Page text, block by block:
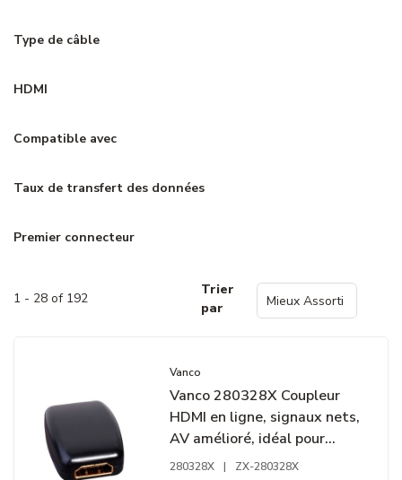
Type de câble
HDMI
Compatible avec
Taux de transfert des données
Premier connecteur
1 - 28 of 192
Trier
par
Vanco
Vanco 280328X Coupleur
HDMI en ligne, signaux nets,
AV amélioré, idéal pour
longues connexions,
280328X | ZX-280328X